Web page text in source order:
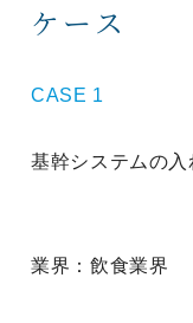
ケース
CASE 1
基幹システムの
業界： 飲食業界